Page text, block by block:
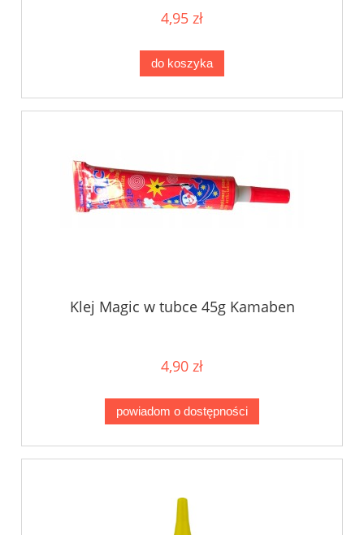
4,95 zł
do koszyka
Klej Magic w tubce 45g Kamaben
4,90 zł
powiadom o dostępności